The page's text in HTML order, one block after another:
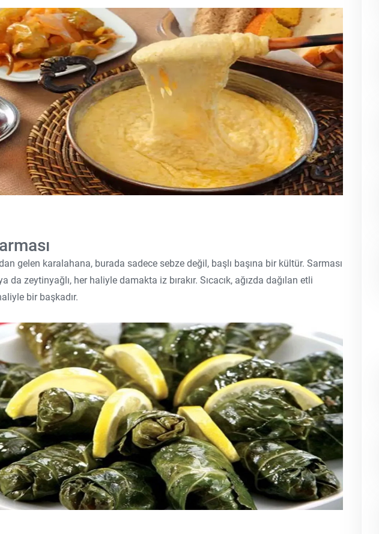
gelen karalahana, burada sadece sebze değil, başlı başına bir kültür. Sarması
da zeytinyağlı, her haliyle damakta iz bırakır. Sıcacık, ağızda dağılan etli
bir başkadır.